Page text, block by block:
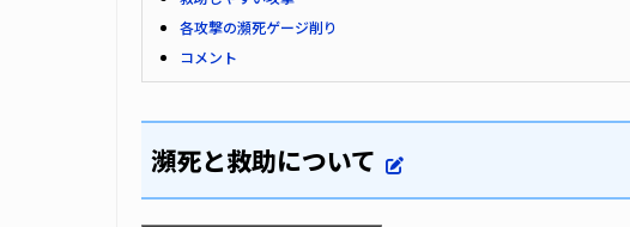
各攻撃の瀕死ゲージ削り
コメント
瀕死と救助について